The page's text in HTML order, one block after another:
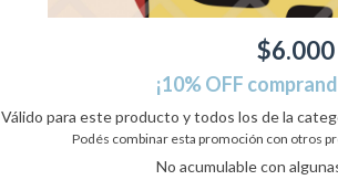
$6.000
¡10% OFF
Válido para este producto y todos los de la
Podés combinar esta promoción con otros
No acumulable con